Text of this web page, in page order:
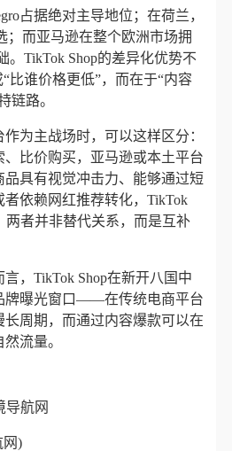
占据绝对主导地位；在荷兰，
；而亚马逊在整个欧洲市场拥
。TikTok Shop的差异化优势不
比谁价格更低”，而在于“内容
链路。
为主战场时，可以这样区分：
比价购买，亚马逊或本土平台
具有视觉冲击力、能够通过短
依赖网红推荐转化，TikTok
两者并非替代关系，而是互补
，TikTok Shop在新开八国中
牌曝光窗口——在传统电商平台
长周期，而通过内容爆款可以在
流量。
导航网
网)